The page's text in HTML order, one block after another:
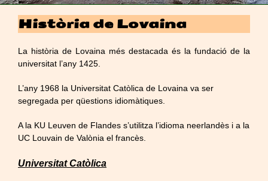
Història de Lovaina
La història de Lovaina més destacada és la fundació de la
universitat l’any 1425.
L’any 1968 la Universitat Catòlica de Lovaina va ser
segregada per qüestions idiomàtiques.
A la KU Leuven de Flandes s’utilitza l’idioma neerlandès i a la
UC Louvain de Valònia el francès.
Universitat Catòlica